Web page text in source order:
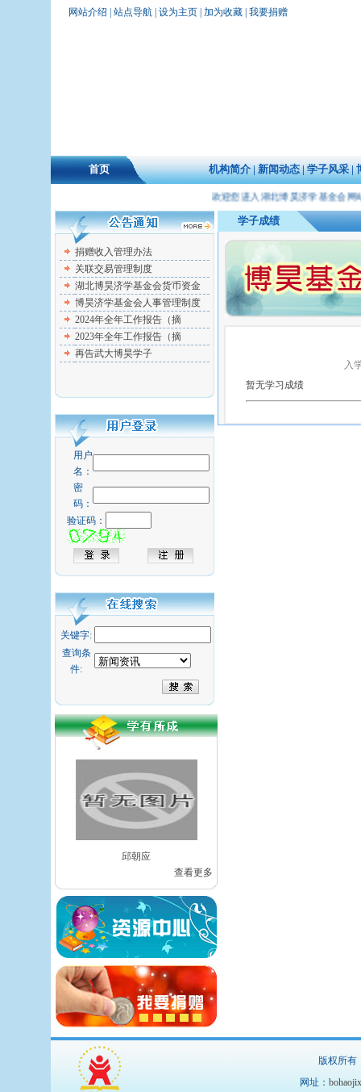
网站介绍 站点导航 设为主页 加为收藏 我要捐赠
首页 机构简介 | 新闻动态 | 学子风采 |
欢迎您进入湖北博昊济学基金会网站
捐赠收入管理办法
关联交易管理制度
湖北博昊济学基金会货币资金
博昊济学基金会人事管理制度
2024年全年工作报告（摘
2023年全年工作报告（摘
再告武大博昊学子
用户
名：
密
码：
验证码：
关键字:
查询条
件:
邱朝应
查看更多
学子成绩
入
暂无学习成绩
版权所有
网址：